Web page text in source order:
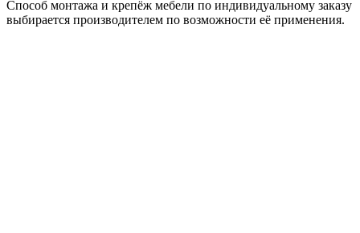
Способ монтажа и крепёж мебели по индивидуальному заказу
выбирается производителем по возможности её применения.